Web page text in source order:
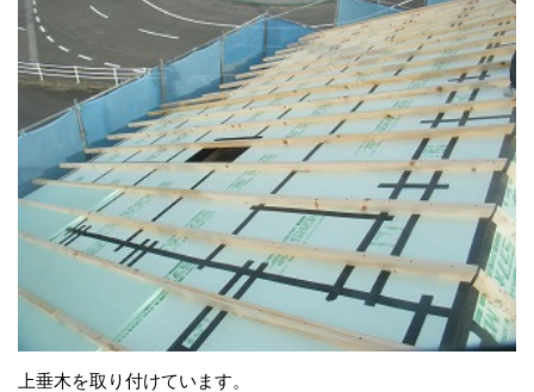
上垂木を取り付けています。